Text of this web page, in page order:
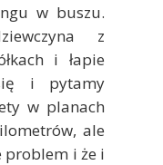
w buszu.
z
i łapie
i pytamy
w planach
ale
problem i że i